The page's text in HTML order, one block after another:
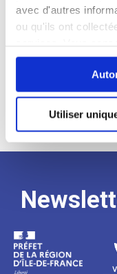
avec d'autres
ou qu'ils ont
continuez à utiliser
Utiliser
de